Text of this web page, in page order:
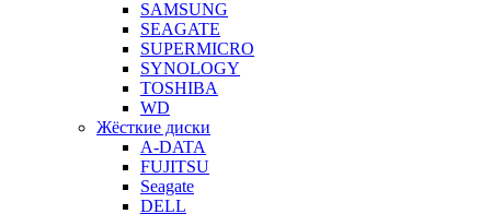
SAMSUNG
SEAGATE
SUPERMICRO
SYNOLOGY
TOSHIBA
WD
Жёсткие диски
A-DATA
FUJITSU
Seagate
DELL